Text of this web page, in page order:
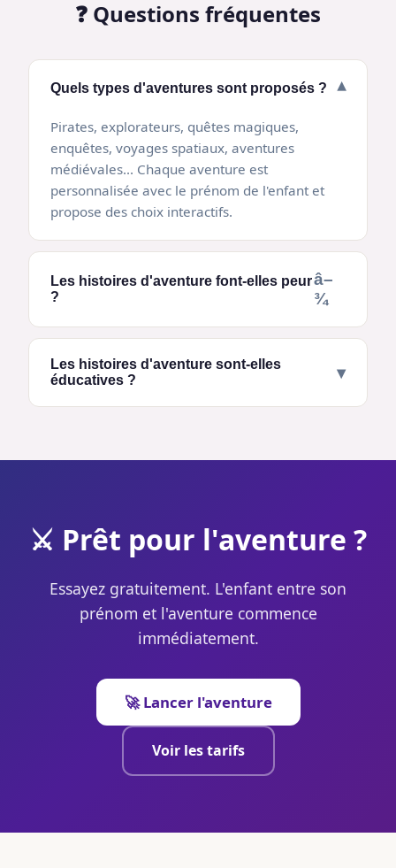
❓ Questions fréquentes
Quels types d'aventures sont proposés ? ▾
Pirates, explorateurs, quêtes magiques,
enquêtes, voyages spatiaux, aventures
médiévales... Chaque aventure est
personnalisée avec le prénom de l'enfant et
propose des choix interactifs.
Les histoires d'aventure font-elles peur
?
â–
¾
Les histoires d'aventure sont-elles
éducatives ?
▾
⚔️ Prêt pour l'aventure ?
Essayez gratuitement. L'enfant entre son
prénom et l'aventure commence
immédiatement.
🚀 Lancer l'aventure
Voir les tarifs